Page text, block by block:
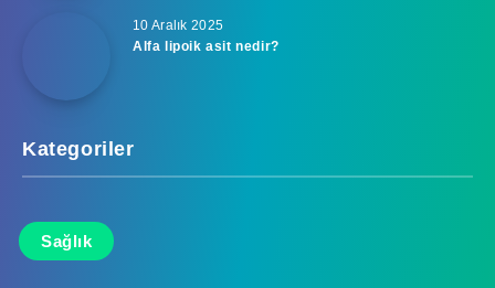
10 Aralık 2025
Alfa lipoik asit nedir?
Kategoriler
Sağlık